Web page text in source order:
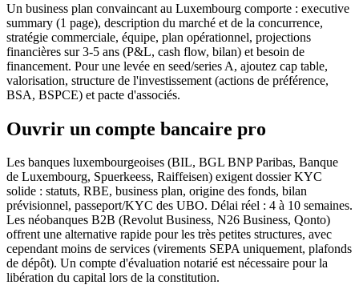
Un business plan convaincant au Luxembourg comporte : executive
summary (1 page), description du marché et de la concurrence,
stratégie commerciale, équipe, plan opérationnel, projections
financières sur 3-5 ans (P&L, cash flow, bilan) et besoin de
financement. Pour une levée en seed/series A, ajoutez cap table,
valorisation, structure de l'investissement (actions de préférence,
BSA, BSPCE) et pacte d'associés.
Ouvrir un compte bancaire pro
Les banques luxembourgeoises (BIL, BGL BNP Paribas, Banque
de Luxembourg, Spuerkeess, Raiffeisen) exigent dossier KYC
solide : statuts, RBE, business plan, origine des fonds, bilan
prévisionnel, passeport/KYC des UBO. Délai réel : 4 à 10 semaines.
Les néobanques B2B (Revolut Business, N26 Business, Qonto)
offrent une alternative rapide pour les très petites structures, avec
cependant moins de services (virements SEPA uniquement, plafonds
de dépôt). Un compte d'évaluation notarié est nécessaire pour la
libération du capital lors de la constitution.